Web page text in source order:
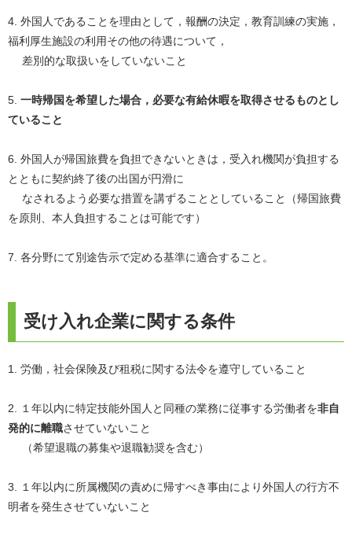
4. 外国人であることを理由として，報酬の決定，教育訓練の実施，
福利厚生施設の利用その他の待遇について，
差別的な取扱いをしていないこと
5. 一時帰国を希望した場合，必要な有給休暇を取得させるものとし
ていること
6. 外国人が帰国旅費を負担できないときは，受入れ機関が負担する
とともに契約終了後の出国が円滑に
なされるよう必要な措置を講ずることとしていること（帰国旅費
を原則、本人負担することは可能です）
7. 各分野にて別途告示で定める基準に適合すること。
受け入れ企業に関する条件
1. 労働，社会保険及び租税に関する法令を遵守していること
2. １年以内に特定技能外国人と同種の業務に従事する労働者を非自
発的に離職させていないこと
（希望退職の募集や退職勧奨を含む）
3. １年以内に所属機関の責めに帰すべき事由により外国人の行方不
明者を発生させていないこと